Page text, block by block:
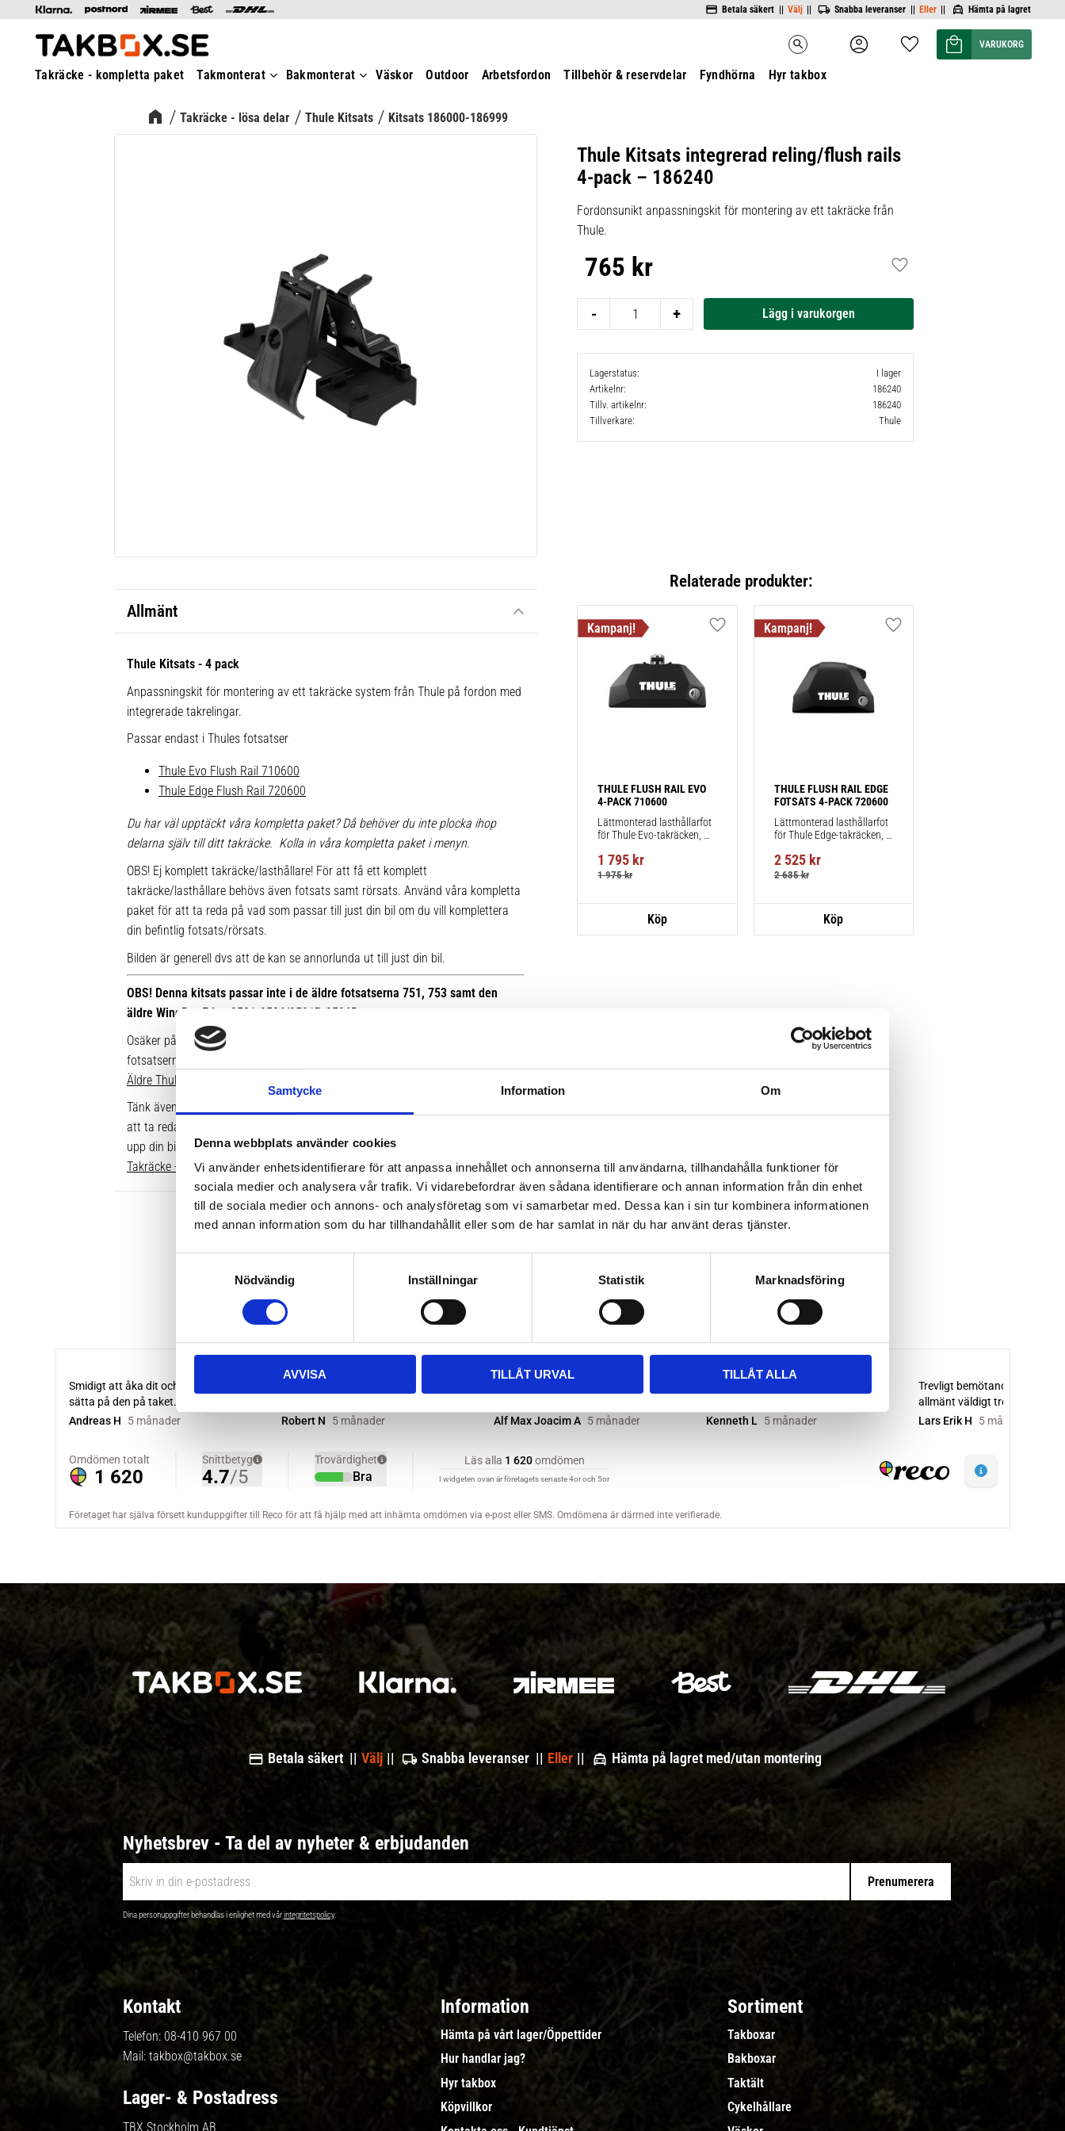
Samtycke Information Om
Denna webbplats använder cookies
Vi använder enhetsidentifierare för att anpassa innehållet och annonserna till användarna, tillhandahålla funktioner för
sociala medier och analysera vår trafik. Vi vidarebefordrar även sådana identifierare och annan information från din enhet
till de sociala medier och annons- och analysföretag som vi samarbetar med. Dessa kan i sin tur kombinera informationen
med annan information som du har tillhandahållit eller som de har samlat in när du har använt deras tjänster.
s
Nödvändig Inställningar Statistik Marknadsföring
AVVISA TILLÅT URVAL TILLÅT ALLA
Betala säkert || Välj || Snabba leveranser || Eller || Hämta på lagret
search Favoriter
Kundvagn
Takräcke - kompletta paket Takmonterat Bakmonterat Väskor Outdoor Arbetsfordon Tillbehör & reservdelar Fyndhörna Hyr takbox
Takräcke - lösa delar Thule Kitsats Kitsats 186000-186999
Thule Kitsats integrerad reling/flush rails
4-pack – 186240
Fordonsunikt anpassningskit för montering av ett takräcke från
Thule.
765 kr
+
-
Lägg till i favoriter
Lagerstatus
I lager
Artikelnr
186240
Tillv. artikelnr
186240
Tillverkare
Thule
Allmänt
Thule Kitsats - 4 pack
Anpassningskit för montering av ett takräcke system från Thule på fordon med
integrerade takrelingar.
Passar endast i Thules fotsatser
Thule Evo Flush Rail 710600
Thule Edge Flush Rail 720600
Du har väl upptäckt våra kompletta paket? Då behöver du inte plocka ihop
delarna själv till ditt takräcke. Kolla in våra kompletta paket i menyn.
OBS! Ej komplett takräcke/lasthållare! För att få ett komplett
takräcke/lasthållare behövs även fotsats samt rörsats. Använd våra kompletta
paket för att ta reda på vad som passar till just din bil om du vill komplettera
din befintlig fotsats/rörsats.
Bilden är generell dvs att de kan se annorlunda ut till just din bil.
OBS! Denna kitsats passar inte i de äldre fotsatserna 751, 753 samt den
äldre WingBar Edge 9591-9596/9591B-9596B.
Osäker på vilken fot du har sedan tidigare? Här kan du se bilder på de äldre
fotsatserna:
Äldre Thule fotsatser som inte går att komplettera med nya kitsatser >>
Tänk även på att dina rör över taket behöver vara i rätt längd. Enklaste sättet
att ta reda på vilken längd du ska ha är att gå till våra kompletta paket, leta
upp din bil. Där ser du enkelt vilken längd som passar.
Takräcke - kompletta paket >>
Relaterade produkter:
THULE FLUSH RAIL EVO
4-PACK 710600
Lättmonterad lasthållarfot
för Thule Evo-takräcken,
reling.
1 795 kr
1 975kr
Lägg till i favoriter
THULE FLUSH RAIL EDGE
FOTSATS 4-PACK 720600
Lättmonterad lasthållarfot
för Thule Edge-takräcken,
reling.
2 525kr
2 635kr
Lägg till i favoriter
Betala säkert || Välj Snabba leveranser || Eller Hämta på lagret med/utan montering
Nyhetsbrev - Ta del av nyheter & erbjudanden
Prenumerera
Dina personuppgifter behandlas i enlighet med vårintegritetspolicy.
Kontakt
Telefon: 08-410 967 00
Mail: takbox@takbox.se
Lager- & Postadress
TBX Stockholm AB
Information
Hämta på vårt lager/Öppettider
Hur handlar jag?
Hyr takbox
Köpvillkor
Sortiment
Takboxar
Bakboxar
Taktält
Cykelhållare